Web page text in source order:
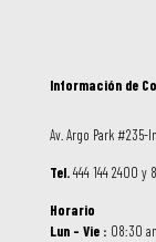
Información de
Av. Argo Park #235-
Tel.444 144 2400 y
Horario
Lun – Vie : 08:30